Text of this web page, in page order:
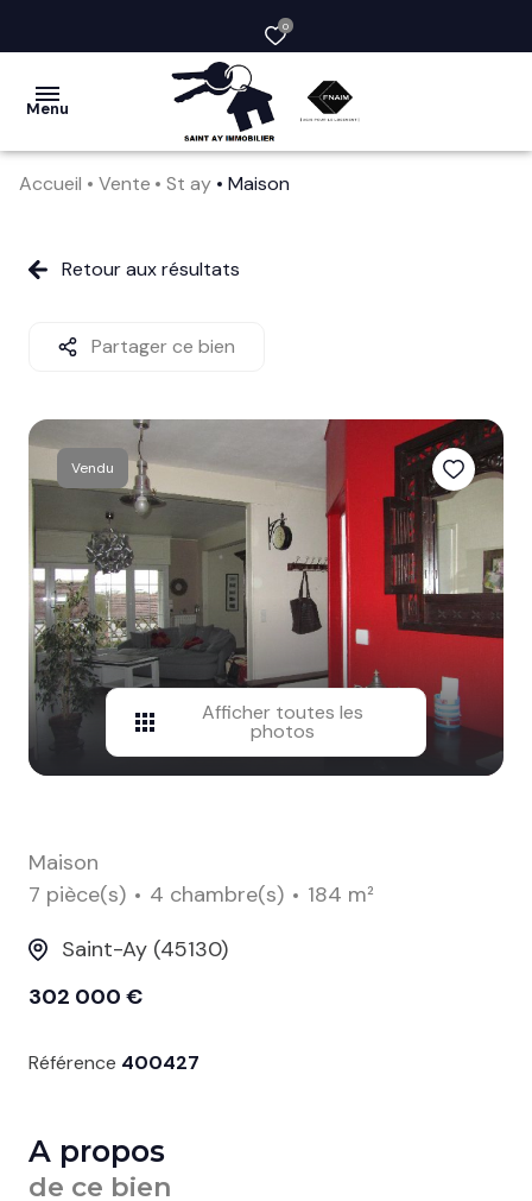
0
Menu
vendre
société
services
avis
clients
contact
Accueil Vente St ay Maison
Retour aux résultats
Partager ce bien
Vendu
Afficher toutes les
photos
Maison
7 pièce(s)
4 chambre(s)
184 m²
Saint-Ay (45130)
302 000 €
Référence 400427
A propos
de ce bien